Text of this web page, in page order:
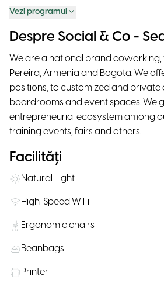
Vezi programul
Despre Social & Co -
We are a national brand coworking,
Pereira, Armenia and Bogota. We
positions, to customized and private
boardrooms and event spaces. We
entrepreneurial ecosystem among
training events, fairs and others.
Facilități
Natural Light
High-Speed WiFi
Ergonomic chairs
Beanbags
Printer